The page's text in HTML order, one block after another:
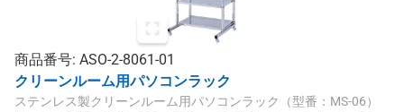
商品番号: ASO-2-8061-01
クリーンルーム用パソコンラック
ステンレス製クリーンルーム用パソコンラック（型番：MS-06）